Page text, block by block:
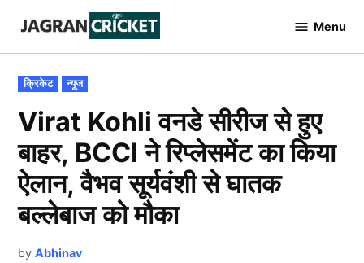
content
Cricket
Menu
POSTED
IN
क्रिकेट न्यूज
Virat Kohli वनडे सीरीज से हुए
बाहर, BCCI ने रिप्लेसमेंट का किया
ऐलान, वैभव सूर्यवंशी से घातक
बल्लेबाज को मौका
by Abhinav